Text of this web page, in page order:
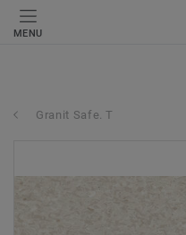
MENU
Granit Safe. T